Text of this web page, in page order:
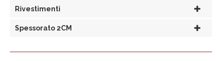
Rivestimenti
Spessorato 2CM